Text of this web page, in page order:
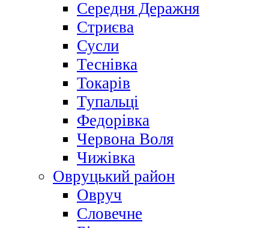
Середня Деражня
Стриєва
Сусли
Теснівка
Токарів
Тупальці
Федорівка
Червона Воля
Чижівка
Овруцький район
Овруч
Словечне